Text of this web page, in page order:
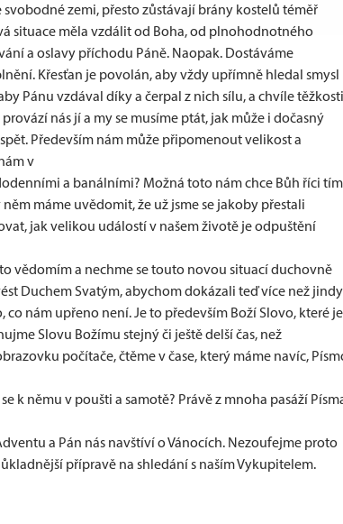
zemi, přesto zůstávají brány kostelů téměř
situace měla vzdálit od Boha, od plnohodnotného
a oslavy příchodu Páně. Naopak. Dostáváme
Křesťan je povolán, aby vždy upřímně hledal smysl
Pánu vzdával díky a čerpal z nich sílu, a chvíle
nás jí a my se musíme ptát, jak může i dočasný
Především nám může připomenout velikost a
v
a banálními? Možná toto nám chce Bůh říci
máme uvědomit, že už jsme se jakoby přestali
jak velikou událostí v našem životě je odpuštění
vědomím a nechme se touto novou situací duchovně
Duchem Svatým, abychom dokázali teď více než jindy
nám upřeno není. Je to především Boží Slovo, které je
Slovu Božímu stejný či ještě delší čas, než
počítače, čtěme v čase, který máme navíc,
k němu v poušti a samotě? Právě z mnoha pasáží
a Pán nás navštíví o Vánocích. Nezoufejme proto
přípravě na shledání s naším Vykupitelem.